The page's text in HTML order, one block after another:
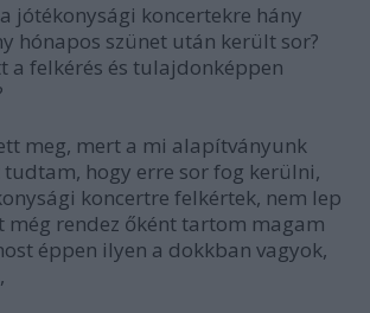
jótékonysági koncertekre hány
hónapos szünet után került sor?
a felkérés és tulajdonképpen
meg, mert a mi alapítványunk
tudtam, hogy erre sor fog kerülni,
koncertre felkértek, nem lep
még rendez őként tartom magam
éppen ilyen a dokkban vagyok,